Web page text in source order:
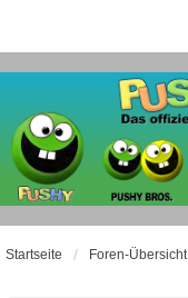
Startseite Foren-Übersicht